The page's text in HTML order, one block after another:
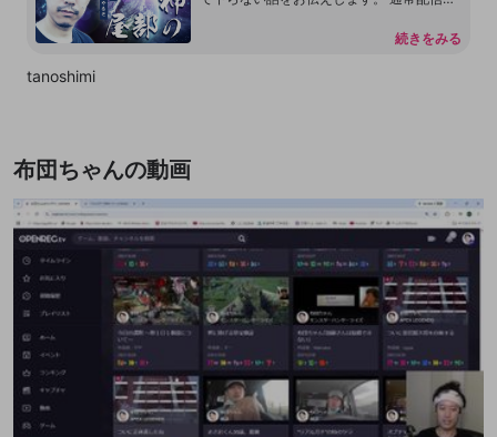
を許可しておりません。 配信内容をリーク
続きをみる
tanoshimi
布団ちゃんの動画